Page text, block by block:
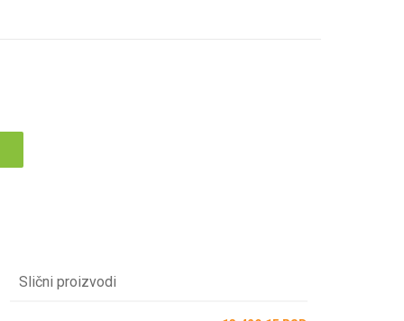
Slični proizvodi